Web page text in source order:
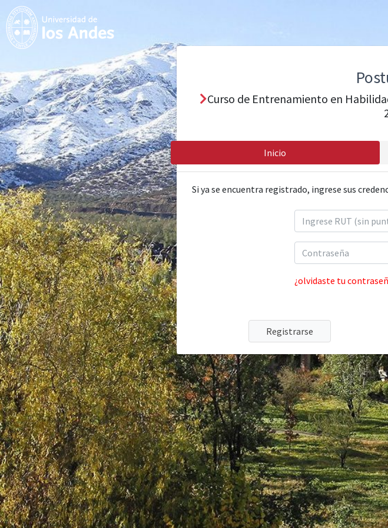
Curso de Entrenamiento en
Inicio
Si ya se encuentra registrado, ingrese sus
¿olvidaste tu
Registrarse